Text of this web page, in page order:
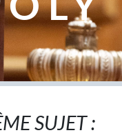
SUJET :